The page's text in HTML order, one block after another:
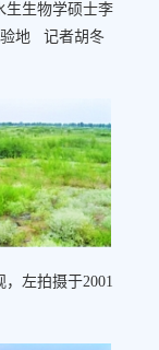
生生物学硕士李
验地 记者胡冬
左拍摄于2001